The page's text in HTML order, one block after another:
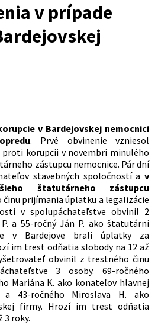
v prípade
v Bardejovskej nemocnici
. Prvé obvinenie vzniesol
korupcii v novembri minulého
zástupcu nemocnice. Pár dní
stavebných spoločností a v
štatutárneho zástupcu
činu prijímania úplatku a legalizácie
v spolupáchateľstve obvinil 2
a 55-ročný Ján P. ako štatutárni
v Bardejove brali úplatky za
im trest odňatia slobody na 12 až
obvinil z trestného činu
3 osoby. 69-ročného
Mariána K. ako konateľov hlavnej
a 43-ročného Miroslava H. ako
firmy. Hrozí im trest odňatia
3 roky.